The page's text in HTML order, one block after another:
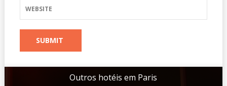
Outros hotéis em Paris